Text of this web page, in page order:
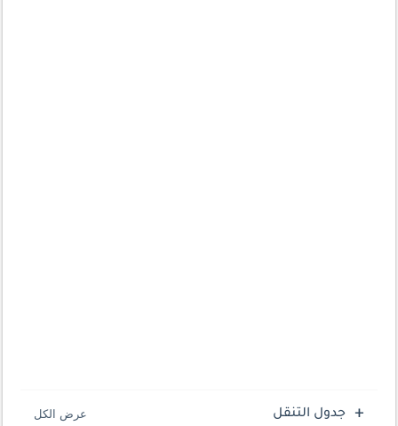
جدول التنقل